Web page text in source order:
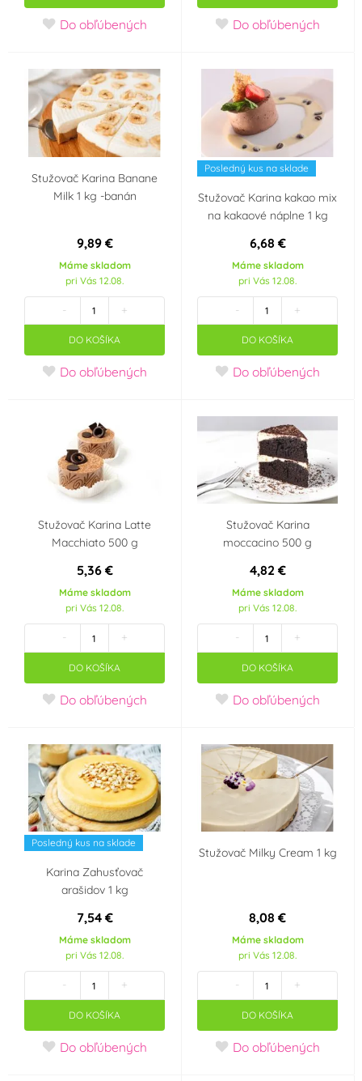
Do obľúbených Do obľúbených
Stužovač Karina Banane
Milk 1 kg -banán
9,89 €
Máme skladom
pri Vás 12.08.
- +
DO KOŠÍKA
Do obľúbených
Posledný kus na sklade
Stužovač Karina kakao mix
na kakaové náplne 1 kg
6,68 €
Máme skladom
pri Vás 12.08.
- +
DO KOŠÍKA
Do obľúbených
Stužovač Karina Latte
Macchiato 500 g
5,36 €
Máme skladom
pri Vás 12.08.
- +
DO KOŠÍKA
Do obľúbených
Stužovač Karina
moccacino 500 g
4,82 €
Máme skladom
pri Vás 12.08.
- +
DO KOŠÍKA
Do obľúbených
Posledný kus na sklade
Karina Zahusťovač
arašidov 1 kg
7,54 €
Máme skladom
pri Vás 12.08.
- +
DO KOŠÍKA
Do obľúbených
Stužovač Milky Cream 1 kg
8,08 €
Máme skladom
pri Vás 12.08.
- +
DO KOŠÍKA
Do obľúbených